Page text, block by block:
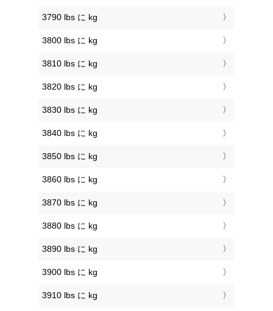
3790 lbs に kg
3800 lbs に kg
3810 lbs に kg
3820 lbs に kg
3830 lbs に kg
3840 lbs に kg
3850 lbs に kg
3860 lbs に kg
3870 lbs に kg
3880 lbs に kg
3890 lbs に kg
3900 lbs に kg
3910 lbs に kg